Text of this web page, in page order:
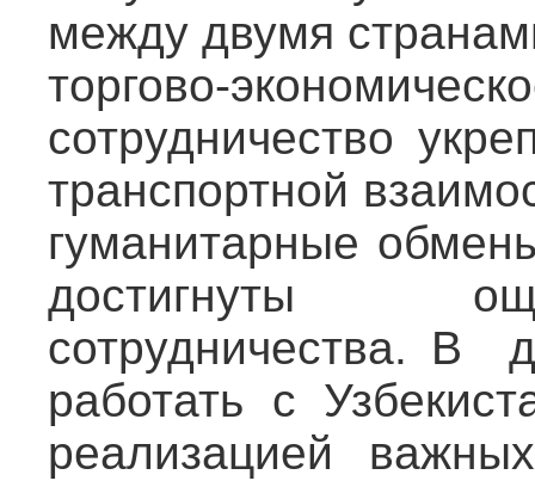
между двумя
торгово-
сотрудничество
транспортной
гуманитарные
достигнуты
сотрудничества. В
работать с
реализацией